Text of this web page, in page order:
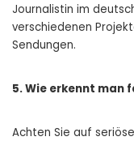
Journalistin im
verschiedenen
Sendungen.
5. Wie erkennt man
Achten Sie auf